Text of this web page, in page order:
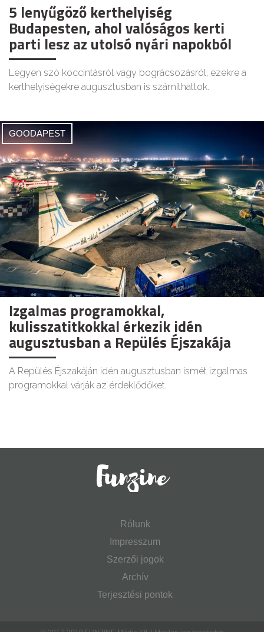
5 lenyűgöző kerthelyiség
Budapesten, ahol valóságos kerti
parti lesz az utolsó nyári napokból
Legyen szó koccintásról vagy bográcsozásról, ezekre a
kerthelyiségekre augusztusban is számíthattok.
GOODAPEST
Izgalmas programokkal,
kulisszatitkokkal érkezik idén
augusztusban a Repülés Éjszakája
A Repülés Éjszakáján idén augusztusban ismét izgalmas
programokkal várják az érdeklődőket.
Rólunk
Impresszum
Szerzői jogok
Archív
Terjesztési pontok